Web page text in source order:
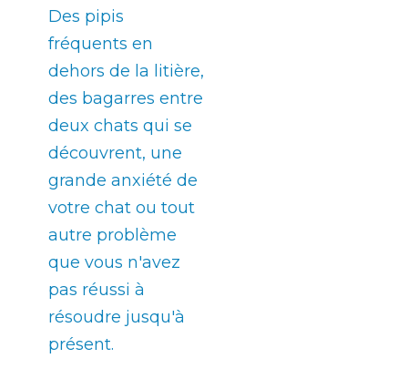
Des pipis
fréquents en
dehors de la litière,
des bagarres entre
deux chats qui se
découvrent, une
grande anxiété de
votre chat ou tout
autre problème
que vous n'avez
pas réussi à
résoudre jusqu'à
présent.